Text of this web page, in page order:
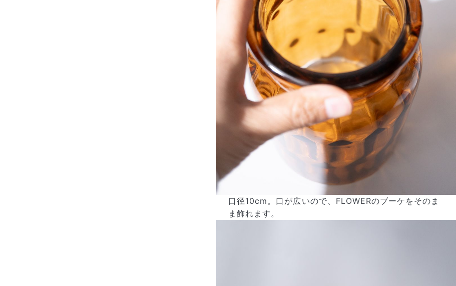
ズ・咲き方に個体差はありますが、できるだけ写真のイメージ
に近いものをお届けできるように人の目でチェックをしていま
す。
Q. 毎月自動でお花が届くサービスですか？
いいえ、毎月自動でお届けするサービスではありません。好きな時
に好きな花をご注文いただけます。
口径10cm。口が広いので、FLOWERのブーケをそのま
ま飾れます。